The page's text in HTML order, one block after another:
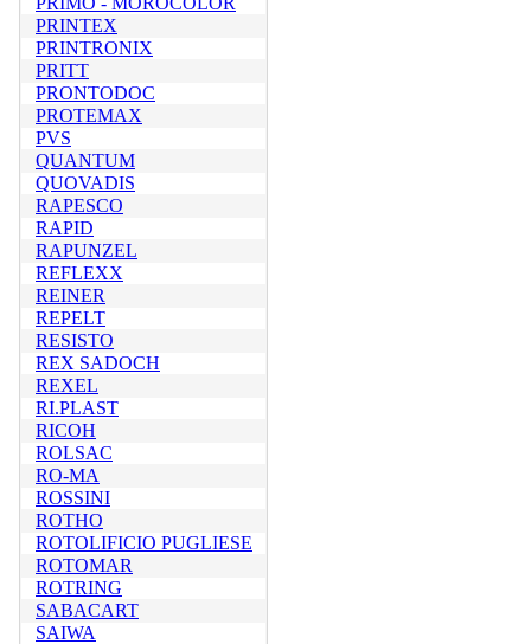
PRINTEX
PRINTRONIX
PRITT
PRONTODOC
PROTEMAX
PVS
QUANTUM
QUOVADIS
RAPESCO
RAPID
RAPUNZEL
REFLEXX
REINER
REPELT
RESISTO
REX SADOCH
REXEL
RI.PLAST
RICOH
ROLSAC
RO-MA
ROSSINI
ROTHO
ROTOLIFICIO PUGLIESE
ROTOMAR
ROTRING
SABACART
SAIWA